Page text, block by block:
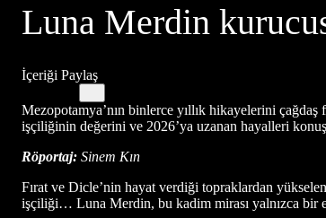
Luna Merdin
İçeriği Paylaş
Mezopotamya’nın binlerce yıllık hikayelerini
işçiliğinin değerini ve 2026’ya uzanan hayalleri
Röportaj: Sinem Kın
Fırat ve Dicle’nin hayat verdiği topraklardan
işçiliği… Luna Merdin, bu kadim mirası yalnızca bir